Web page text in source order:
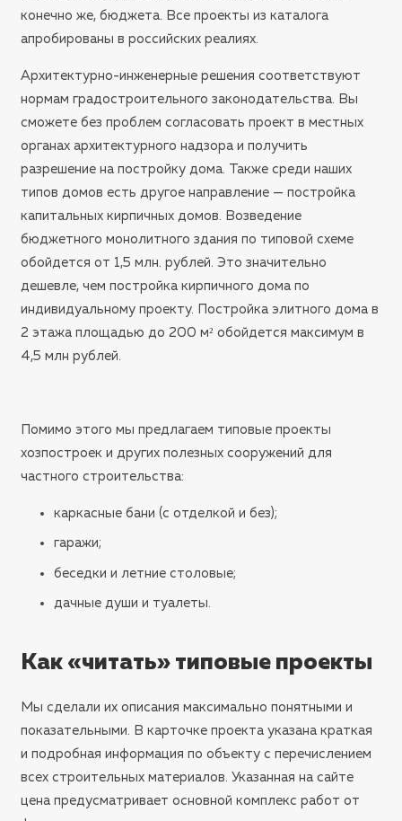
конечно же, бюджета. Все проекты из каталога
апробированы в российских реалиях.
Архитектурно-инженерные решения соответствуют
нормам градостроительного законодательства. Вы
сможете без проблем согласовать проект в местных
органах архитектурного надзора и получить
разрешение на постройку дома. Также среди наших
типов домов есть другое направление — постройка
капитальных кирпичных домов. Возведение
бюджетного монолитного здания по типовой схеме
обойдется от 1,5 млн. рублей. Это значительно
дешевле, чем постройка кирпичного дома по
индивидуальному проекту. Постройка элитного дома в
2 этажа площадью до 200 м² обойдется максимум в
4,5 млн рублей.
Помимо этого мы предлагаем типовые проекты
хозпостроек и других полезных сооружений для
частного строительства:
каркасные бани (с отделкой и без);
гаражи;
беседки и летние столовые;
дачные души и туалеты.
Как «читать» типовые проекты
Мы сделали их описания максимально понятными и
показательными. В карточке проекта указана краткая
и подробная информация по объекту с перечислением
всех строительных материалов. Указанная на сайте
цена предусматривает основной комплекс работ от